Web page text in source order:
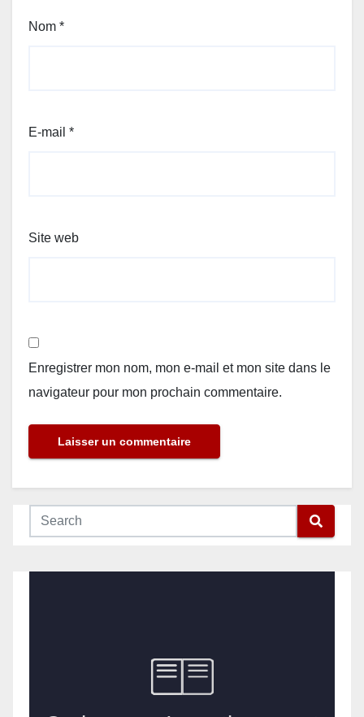
Nom *
E-mail *
Site web
Enregistrer mon nom, mon e-mail et mon site dans le
navigateur pour mon prochain commentaire.